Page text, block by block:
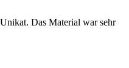
Das Material war sehr